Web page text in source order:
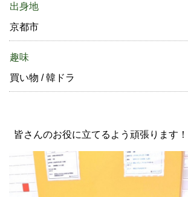
出身地
京都市
趣味
買い物 / 韓ドラ
皆さんのお役に立てるよう頑張ります！